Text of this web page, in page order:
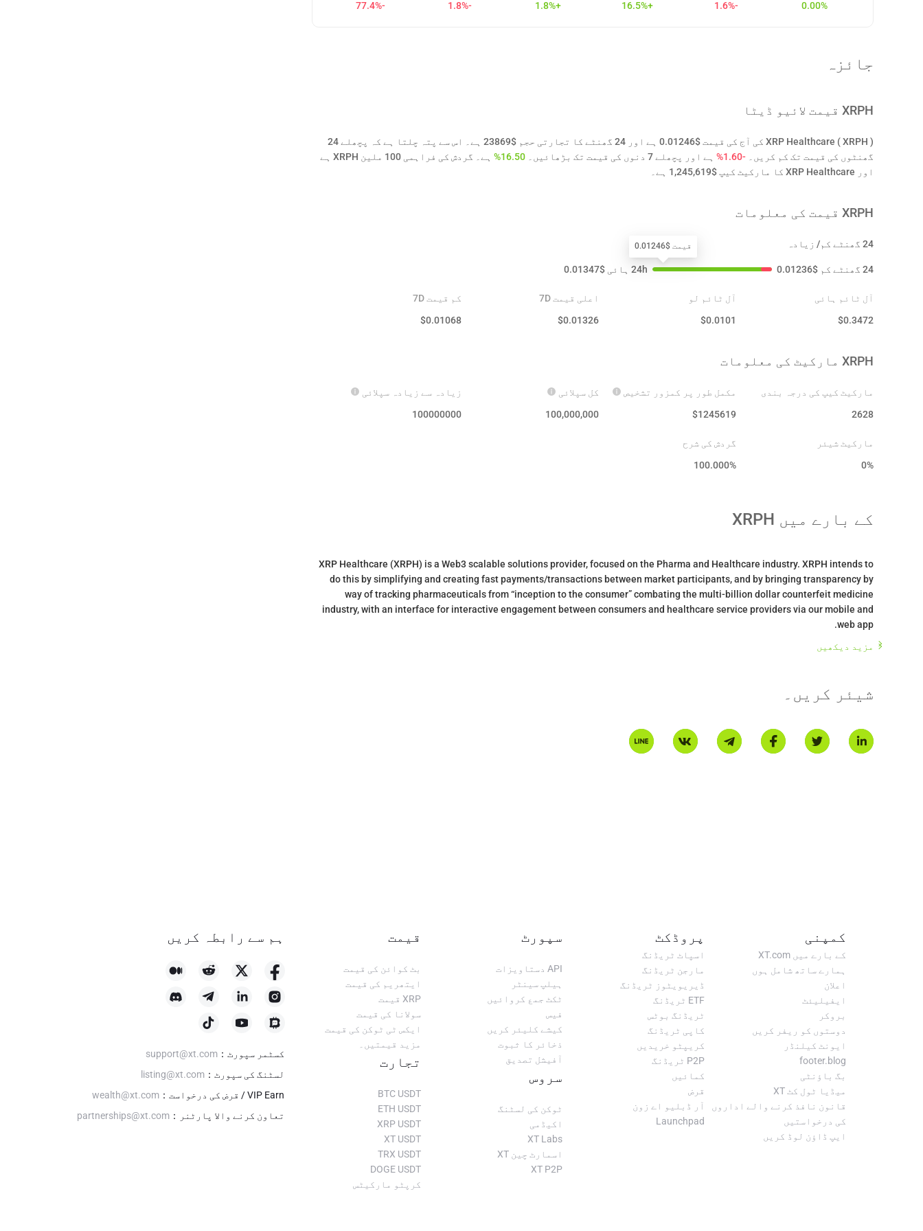
0.00%
-1.6%
+16.5%
+1.8%
-1.8%
-77.4%
جائزہ
XRPH قیمت لائیو ڈیٹا
XRP Healthcare ( XRPH ) کی آج کی قیمت $0.01246 ہے اور 24 گھنٹے کا تجارتی حجم $23869 ہے۔ اس سے پتہ چلتا ہے کہ پچھلے 24
گھنٹوں کی قیمت تک کم کریں۔ -1.60% ہے اور پچھلے 7 دنوں کی قیمت تک بڑھائیں۔ 16.50%
ہے۔ گردش کی فراہمی 100 ملین XRPH ہے
اور XRP Healthcare کا مارکیٹ کیپ $1,245,619 ہے۔
XRPH قیمت کی معلومات
24 گھنٹے کم/ زیادہ
24 گھنٹے کم $
0.01236
قیمت $0.01246
24h ہائی $
0.01347
آل ٹائم ہائی
$0.3472
آل ٹائم لو
$0.0101
اعلی قیمت 7D
$0.01326
کم قیمت 7D
$0.01068
XRPH مارکیٹ کی معلومات
مارکیٹ کیپ کی درجہ بندی
2628
مکمل طور پر کمزور تشخیص
$1245619
کل سپلائی
100,000,000
زیادہ سے زیادہ سپلائی
100000000
مارکیٹ شیئر
0%
گردش کی شرح
100.000%
کے بارے میں XRPH
XRP Healthcare (XRPH) is a Web3 scalable solutions provider, focused on the Pharma and Healthcare industry. XRPH intends to
do this by simplifying and creating fast payments/transactions between market participants, and by bringing transparency by
way of tracking pharmaceuticals from “inception to the consumer” combating the multi-billion dollar counterfeit medicine
industry, with an interface for interactive engagement between consumers and healthcare service providers via our mobile and
XRPH will also be a way of sending money and setting up the distribution of the medication to friends and family in pharmerging
countries.
مزید دیکھیں
شیئر کریں۔
کمپنی
کے بارے میں XT.com
ہمارے ساتھ شامل ہوں
اعلان
ایفیلیئٹ
بروکر
دوستوں کو ریفر کریں
ایونٹ کیلنڈر
footer.blog
بگ باؤنٹی
میڈیا ٹول کٹ XT
قانون نافذ کرنے والے اداروں
کی درخواستیں
ایپ ڈاؤن لوڈ کریں
پروڈکٹ
اسپاٹ ٹریڈنگ
مارجن ٹریڈنگ
ڈیریویٹوز ٹریڈنگ
ETF ٹریڈنگ
ٹریڈنگ بوٹس
کاپی ٹریڈنگ
کریپٹو خریدیں
P2P ٹریڈنگ
کمائیں
قرض
آر ڈبلیو اے زون
Launchpad
سپورٹ
API دستاویزات
ہیلپ سینٹر
ٹکٹ جمع کروائیں
فیس
کیشے کلیئر کریں
ذخائر کا ثبوت
آفیشل تصدیق
سروس
ٹوکن کی لسٹنگ
اکیڈمی
XT Labs
اسمارٹ چین XT
XT P2P
قیمت
بٹ کوائن کی قیمت
ایتھریم کی قیمت
XRP قیمت
سولانا کی قیمت
ایکس ٹی ٹوکن کی قیمت
مزید قیمتیں۔
تجارت
BTC USDT
ETH USDT
XRP USDT
XT USDT
TRX USDT
DOGE USDT
کرپٹو مارکیٹس
ہم سے رابطہ کریں
کسٹمر سپورٹ ：
support@xt.com
لسٹنگ کی سپورٹ ：
listing@xt.com
VIP Earn / قرض کی درخواست
：
wealth@xt.com
تعاون کرنے والا پارٹنر
：
partnerships@xt.com